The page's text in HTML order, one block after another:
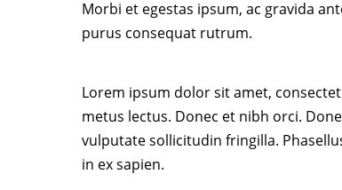
Morbi et egestas ipsum, ac gravida
purus consequat rutrum.
Lorem ipsum dolor sit amet,
metus lectus. Donec et nibh orci.
vulputate sollicitudin fringilla.
in ex sapien.